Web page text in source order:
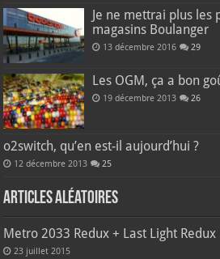
Je ne mettrai plus les
magasins Boulanger
13 décembre 2016 29
Les OGM, ça a bon
19 décembre 2013 26
o2switch, qu’en est-il aujourd’hui ?
12 décembre 2013 25
Articles aléatoires
Metro 2033 Redux + Last Light Redux
23 juillet 2015